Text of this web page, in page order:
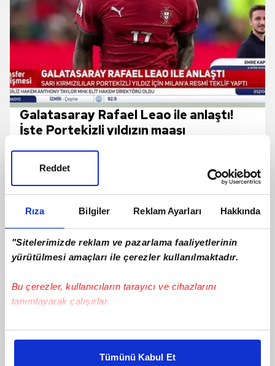
Rıza Bilgiler Reklam Ayarları Hakkında
"Sitelerimizde reklam ve pazarlama faaliyetlerinin
yürütülmesi amaçları ile çerezler kullanılmaktadır.
Bu çerezler, kullanıcıların tarayıcı ve cihazlarını
tanımlayarak çalışırlar.
Bu çerezlere izin vermeniz halinde sizlere özel
daha iyi reklam deneyimi yaşatabiliriz. Bunu yaparken
Tümünü Kabul Et
Reddet
Galatasaray Rafael Leao ile anlaştı!
İşte Portekizli yıldızın maaşı
TRANSFER | Galatasaray'dan
Hamlesi!